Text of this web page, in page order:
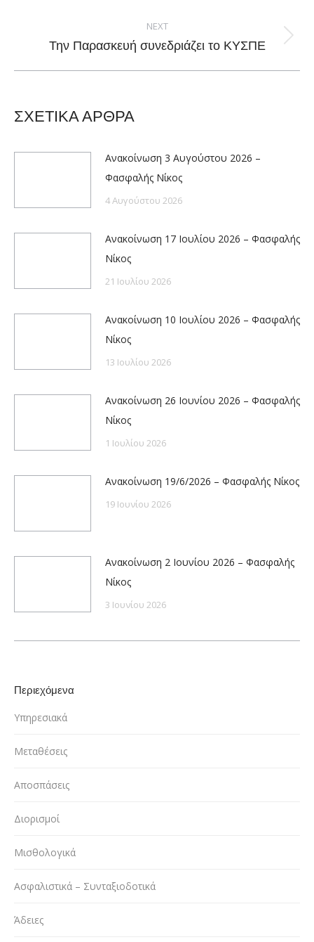
NEXT
Next
Την Παρασκευή συνεδριάζει το ΚΥΣΠΕ
ΣΧΕΤΙΚΑ ΑΡΘΡΑ
Ανακοίνωση 3 Αυγούστου 2026 –
Φασφαλής Νίκος
4 Αυγούστου 2026
Ανακοίνωση 17 Ιουλίου 2026 – Φασφαλής
Νίκος
21 Ιουλίου 2026
Ανακοίνωση 10 Ιουλίου 2026 – Φασφαλής
Νίκος
13 Ιουλίου 2026
Ανακοίνωση 26 Ιουνίου 2026 – Φασφαλής
Νίκος
1 Ιουλίου 2026
Ανακοίνωση 19/6/2026 – Φασφαλής Νίκος
19 Ιουνίου 2026
Ανακοίνωση 2 Ιουνίου 2026 – Φασφαλής
Νίκος
3 Ιουνίου 2026
Περιεχόμενα
Υπηρεσιακά
Μεταθέσεις
Αποσπάσεις
Διορισμοί
Μισθολογικά
Ασφαλιστικά – Συνταξιοδοτικά
Άδειες